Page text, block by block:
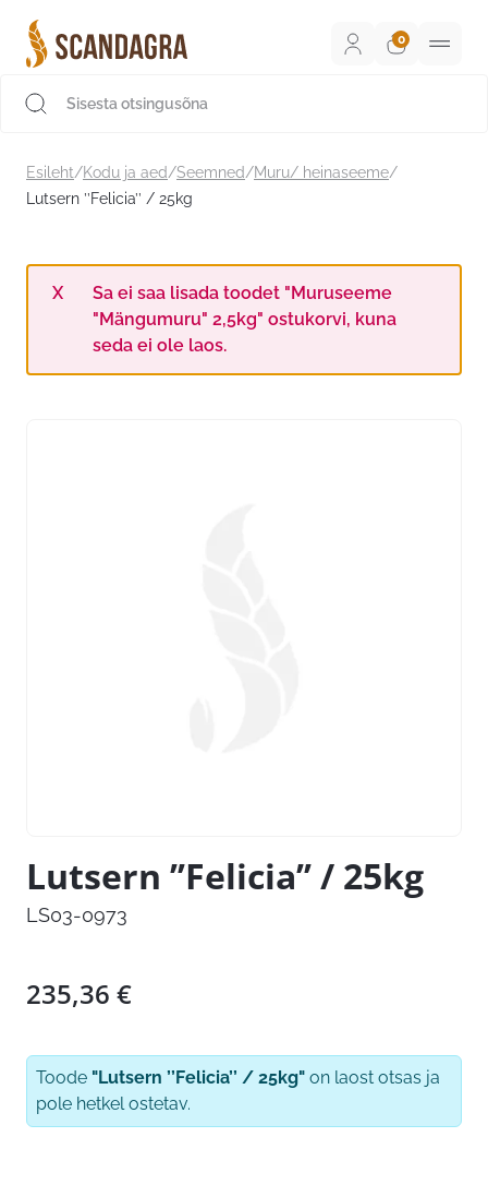
sisu
juurde
Esileht/Kodu ja aed/Seemned/Muru/ heinaseeme/
Lutsern ’’Felicia’’ / 25kg
Sa ei saa lisada toodet "Muruseeme
"Mängumuru" 2,5kg" ostukorvi, kuna
seda ei ole laos.
Lutsern ’’Felicia’’ / 25kg
LS03-0973
235,36 €
Toode "Lutsern ’’Felicia’’ / 25kg" on laost otsas ja
pole hetkel ostetav.